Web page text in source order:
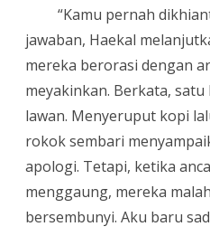
“Kamu pernah
jawaban, Haekal
mereka berorasi dengan
meyakinkan. Berkata,
lawan. Menyeruput kopi
rokok sembari
apologi. Tetapi, ketika
menggaung, mereka
bersembunyi. Aku baru